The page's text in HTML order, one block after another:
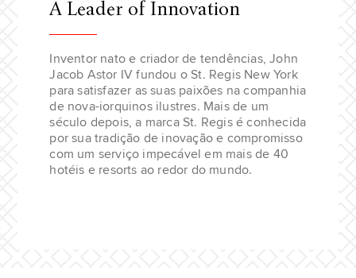
A Leader of Innovation
Inventor nato e criador de tendências, John
Jacob Astor IV fundou o St. Regis New York
para satisfazer as suas paixões na companhia
de nova-iorquinos ilustres. Mais de um
século depois, a marca St. Regis é conhecida
por sua tradição de inovação e compromisso
com um serviço impecável em mais de 40
hotéis e resorts ao redor do mundo.